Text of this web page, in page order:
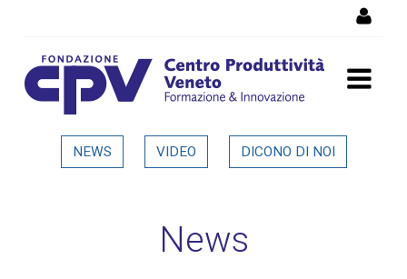
Super alleanza tra CPV e
Vicenza - Dettaglio in
NEWS VIDEO DICONO DI NOI
News